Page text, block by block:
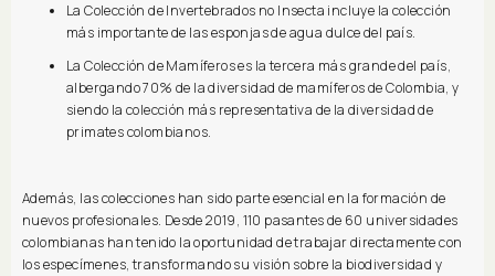
La Colección de Invertebrados no Insecta incluye la colección
más importante de las esponjas de agua dulce del país.
La Colección de Mamíferos es la tercera más grande del país,
albergando 70% de la diversidad de mamíferos de Colombia, y
siendo la colección más representativa de la diversidad de
primates colombianos.
Además, las colecciones han sido parte esencial en la formación de
nuevos profesionales. Desde 2019, 110 pasantes de 60 universidades
colombianas han tenido la oportunidad de trabajar directamente con
los especímenes, transformando su visión sobre la biodiversidad y